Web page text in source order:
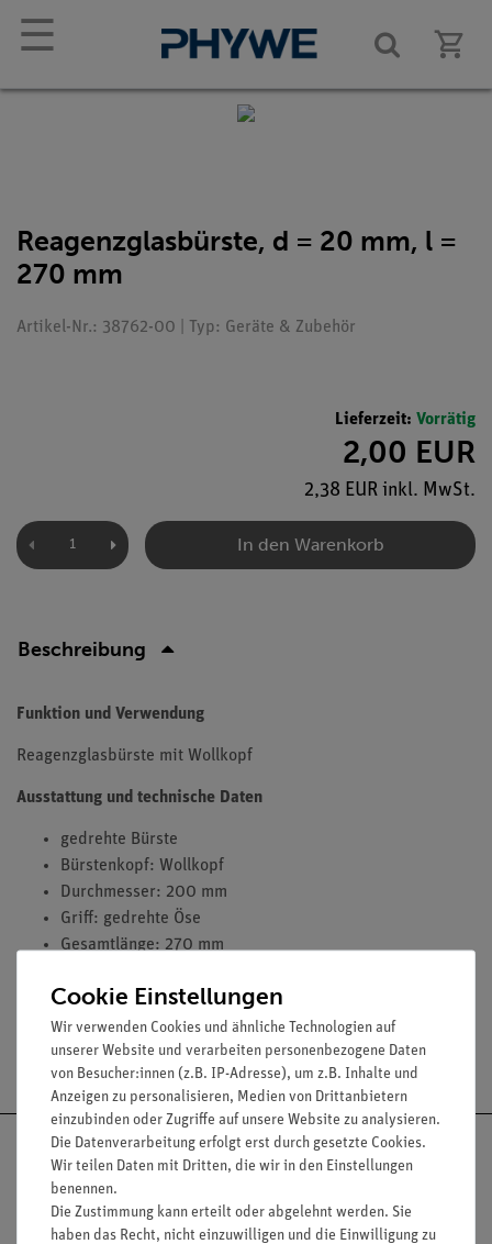
☰
Reagenzglasbürste, d = 20 mm, l =
270 mm
Artikel-Nr.: 38762-00 | Typ: Geräte & Zubehör
Lieferzeit: Vorrätig
2,00 EUR
2,38 EUR inkl. MwSt.
In den Warenkorb
Beschreibung
Funktion und Verwendung
Reagenzglasbürste mit Wollkopf
Ausstattung und technische Daten
gedrehte Bürste
Bürstenkopf: Wollkopf
Durchmesser: 200 mm
Griff: gedrehte Öse
Gesamtlänge: 270 mm
Versandkostenfrei ab 300,- €
Nach oben
Cookie Einstellungen
Wir verwenden Cookies und ähnliche Technologien auf
unserer Website und verarbeiten personenbezogene Daten
von Besucher:innen (z.B. IP-Adresse), um z.B. Inhalte und
Anzeigen zu personalisieren, Medien von Drittanbietern
einzubinden oder Zugriffe auf unsere Website zu analysieren.
Die Datenverarbeitung erfolgt erst durch gesetzte Cookies.
Wir teilen Daten mit Dritten, die wir in den Einstellungen
benennen.
Die Zustimmung kann erteilt oder abgelehnt werden. Sie
haben das Recht, nicht einzuwilligen und die Einwilligung zu